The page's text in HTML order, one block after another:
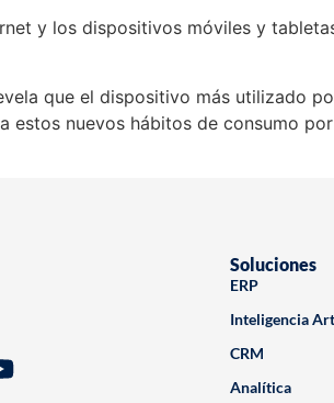
y los dispositivos móviles y
que el dispositivo más utilizado
estos nuevos hábitos de consumo
Soluciones
ERP
Inteligencia
CRM
Analítica